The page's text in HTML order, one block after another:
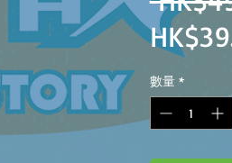
數量 *